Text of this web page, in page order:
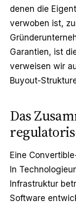
denen die
verwoben ist,
Garantien, ist
verweisen wir
Buyout-
Das
Eine
In
Infrastruktur
Software